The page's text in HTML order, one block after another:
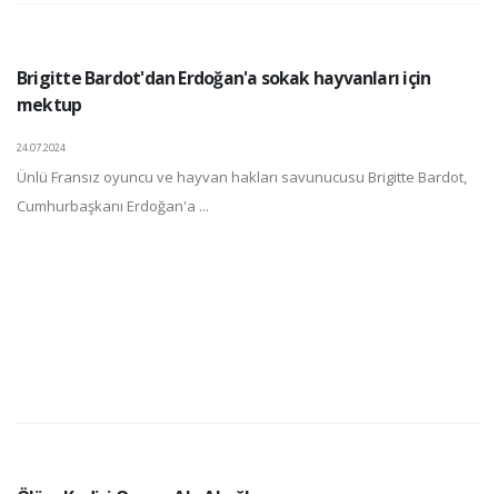
Brigitte Bardot'dan Erdoğan'a sokak hayvanları için
mektup
24.07.2024
Ünlü Fransız oyuncu ve hayvan hakları savunucusu Brigitte Bardot,
Cumhurbaşkanı Erdoğan'a ...